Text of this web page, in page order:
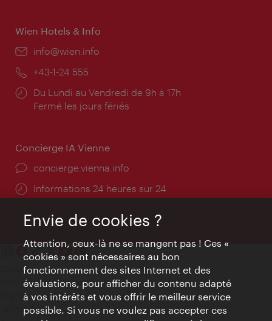
Wien Hotels & Info
E-
info@wien.info
Téléphone:
+43-1-24 555
Horaires
d'ouverture:
Du Lundi au Vendredi de 9h à 17h
Fermé les jours fériés
Concierge IA Vienne
Ort:
concierge.vienna.info
Öffnungszeiten:
Informations 24 heures sur 24
Contact
Mentions obligatoires
Charte sur le respect de la vie privée
Terms of Use
Envie de cookies ?
Attention, ceux-là ne se mangent pas ! Ces «
cookies » sont nécessaires au bon
fonctionnement des sites Internet et des
évaluations, pour afficher du contenu adapté
à vos intérêts et vous offrir le meilleur service
possible. Si vous ne voulez pas accepter ces